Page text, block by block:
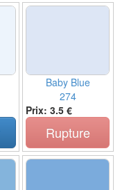
Baby Blue
274
Prix: 3.5 €
Rupture